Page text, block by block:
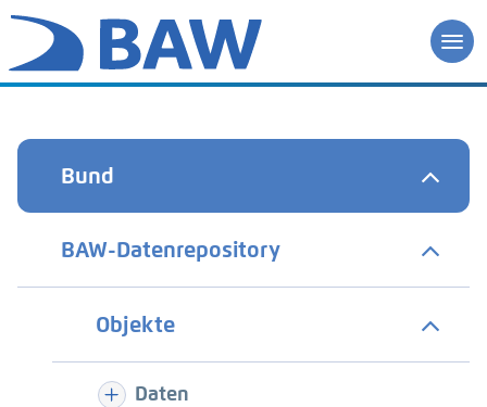
Bund
BAW-Datenrepository
Objekte
Daten